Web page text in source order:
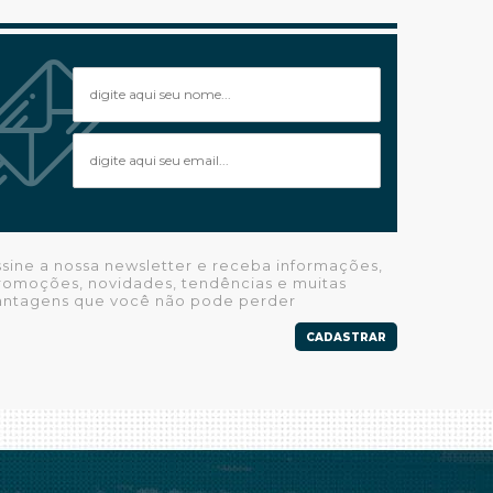
a nossa newsletter e receba informações,
novidades, tendências e muitas
que você não pode perder
CADASTRAR